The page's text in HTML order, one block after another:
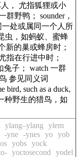
， 尤指狐狸或小
群野鸭 ； sounder，
一处或属同一个人所
虫，如蚂蚁、蜜蜂
新的巢或蜂房时；
指在行进中时；
兔子； watch 一群
参见同义词
bird, such as a duck,
种野生的猎鸟，如
ylang–ylang
ylem
-yne -ynes yo yob
yobs yock
yoctosecond
yodel